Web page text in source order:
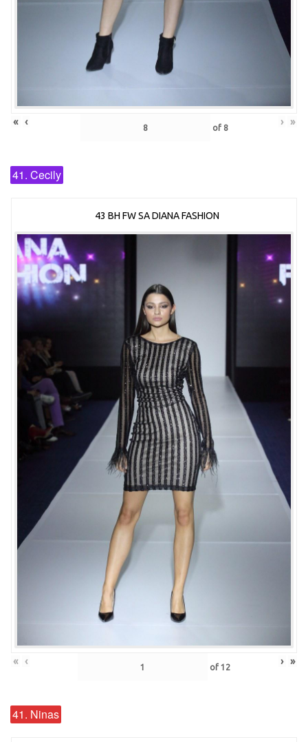
« ‹ of 8 › »
41. Cecily
43 BH FW SA DIANA FASHION
« ‹ of 12 › »
41. Ninas